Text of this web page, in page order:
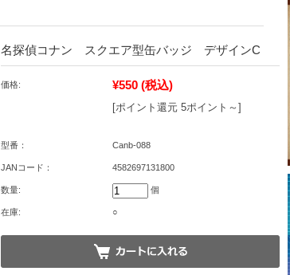
名探偵コナン スクエア型缶バッジ デザインC
価格: ¥550 (税込)
[ポイント還元 5ポイント～]
型番： Canb-088
JANコード： 4582697131800
数量: 個
在庫: ○